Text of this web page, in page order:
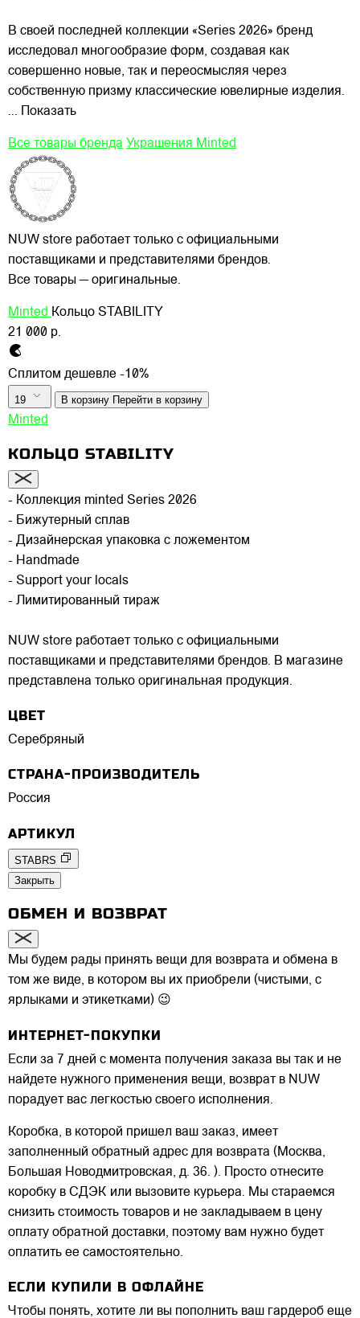
В своей последней коллекции «Series 2026» бренд
исследовал многообразие форм, создавая как
совершенно новые, так и переосмысляя через
собственную призму классические ювелирные изделия.
... Показать
Все товары бренда Украшения Minted
NUW store работает только с официальными
поставщиками и представителями брендов.
Все товары — оригинальные.
Minted Кольцо STABILITY
21 000 р.
Сплитом дешевле -10%
19 В корзину Перейти в корзину
Minted
КОЛЬЦО STABILITY
- Коллекция minted Series 2026
- Бижутерный сплав
- Дизайнерская упаковка с ложементом
- Handmade
- Support your locals
- Лимитированный тираж
NUW store работает только с официальными
поставщиками и представителями брендов. В магазине
представлена только оригинальная продукция.
ЦВЕТ
Серебряный
СТРАНА-ПРОИЗВОДИТЕЛЬ
Россия
АРТИКУЛ
STABRS
Закрыть
ОБМЕН И ВОЗВРАТ
Мы будем рады принять вещи для возврата и обмена в
том же виде, в котором вы их приобрели (чистыми, с
ярлыками и этикетками) 😉
ИНТЕРНЕТ-ПОКУПКИ
Если за 7 дней с момента получения заказа вы так и не
найдете нужного применения вещи, возврат в NUW
порадует вас легкостью своего исполнения.
Коробка, в которой пришел ваш заказ, имеет
заполненный обратный адрес для возврата (Москва,
Большая Новодмитровская, д. 36. ). Просто отнесите
коробку в СДЭК или вызовите курьера. Мы стараемся
снизить стоимость товаров и не закладываем в цену
оплату обратной доставки, поэтому вам нужно будет
оплатить ее самостоятельно.
ЕСЛИ КУПИЛИ В ОФЛАЙНЕ
Чтобы понять, хотите ли вы пополнить ваш гардероб еще